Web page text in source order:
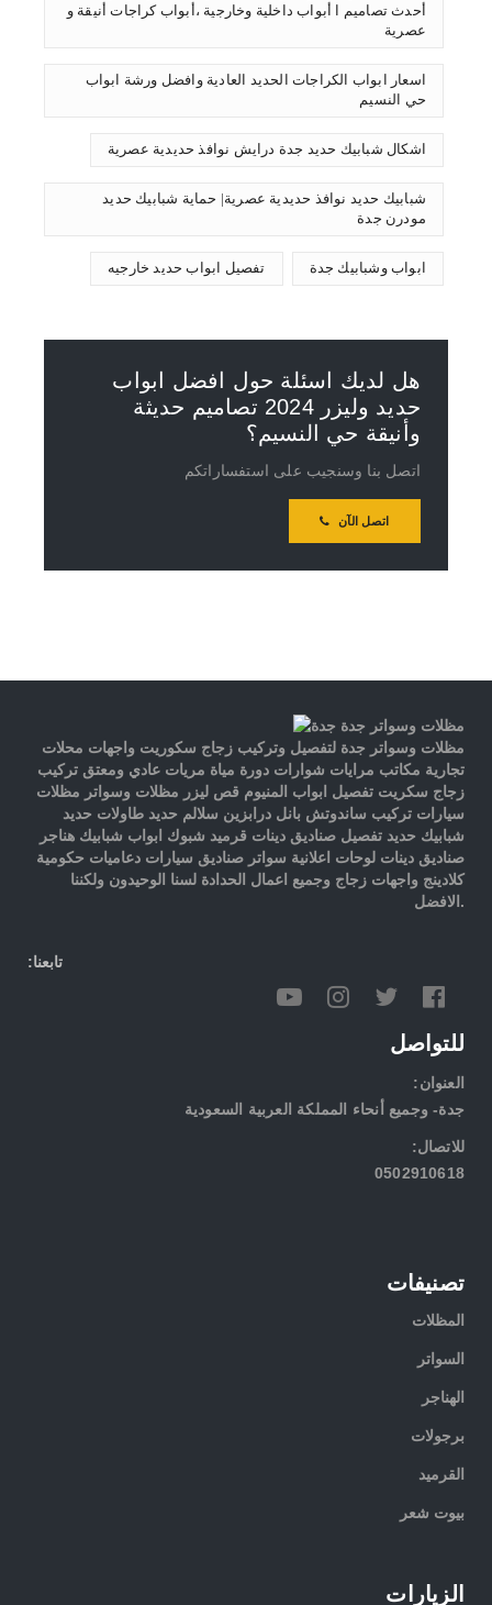
أحدث تصاميم ا أبواب داخلية وخارجية ،أبواب كراجات أنيقة و
عصرية
اسعار ابواب الكراجات الحديد العادية وافضل ورشة ابواب
حي النسيم
اشكال شبابيك حديد جدة درايش نوافذ حديدية عصرية
شبابيك حديد نوافذ حديدية عصرية| حماية شبابيك حديد
مودرن جدة
تفصيل ابواب حديد خارجيه ابواب وشبابيك جدة
هل لديك اسئلة حول افضل ابواب
حديد وليزر 2024 تصاميم حديثة
وأنيقة حي النسيم؟
اتصل بنا وسنجيب على استفساراتكم
اتصل الآن
مظلات وسواتر جدة لتفصيل وتركيب زجاج سكوريت واجهات محلات
تجارية مكاتب مرايات شوارات دورة مياة مريات عادي ومعتق تركيب
زجاج سكريت تفصيل ابواب المنيوم قص ليزر مظلات وسواتر مظلات
سيارات تركيب ساندوتش بانل درابزين سلالم حديد طاولات حديد
شبابيك حديد تفصيل صناديق دينات قرميد شبوك ابواب شبابيك هناجر
صناديق دينات لوحات اعلانية سواتر صناديق سيارات دعاميات حكومية
كلادينج واجهات زجاج وجميع اعمال الحدادة لسنا الوحيدون ولكننا
الافضل.
:تابعنا
للتواصل
:العنوان
جدة- وجميع أنحاء المملكة العربية السعودية
:للاتصال
0502910618
تصنيفات
المظلات
السواتر
الهناجر
برجولات
القرميد
بيوت شعر
الزيارات